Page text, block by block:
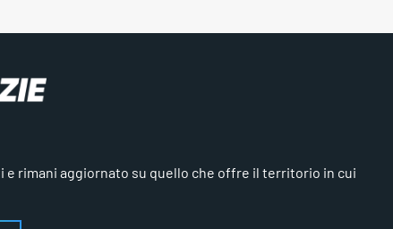
e rimani aggiornato su quello che offre il territorio in cui